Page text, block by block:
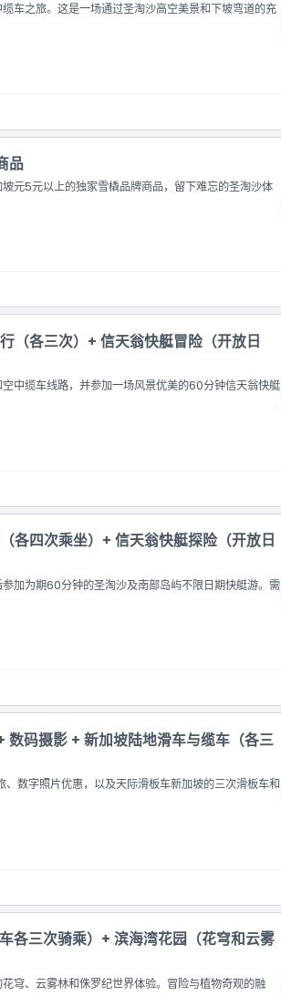
车之旅。这是一场通过圣淘沙高空美景和下坡弯道的充
品
元5元以上的独家雪橇品牌商品，留下难忘的圣淘沙体
（各三次）+ 信天翁快艇冒险（开放日
中缆车线路，并参加一场风景优美的60分钟信天翁快艇
各四次乘坐）+ 信天翁快艇探险（开放日
加为期60分钟的圣淘沙及南部岛屿不限日期快艇游。需
码摄影 + 新加坡陆地滑车与缆车（各三
数字照片优惠，以及天际滑板车新加坡的三次滑板车和
各三次骑乘）+ 滨海湾花园（花穹和云雾
穹、云雾林和侏罗纪世界体验。冒险与植物奇观的融